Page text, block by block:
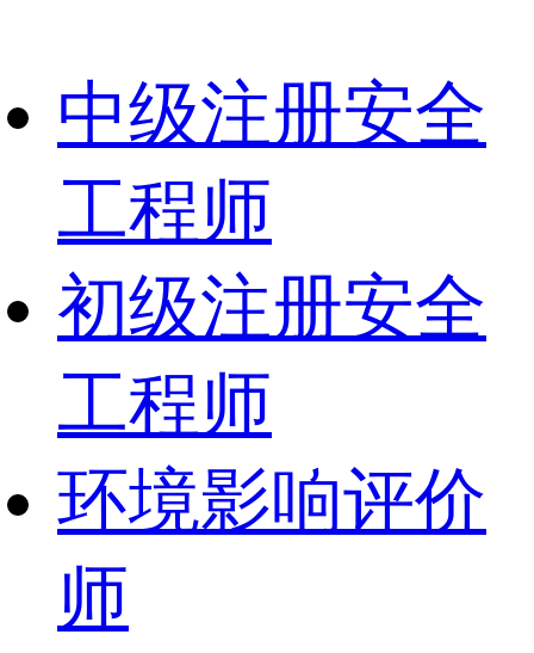
中级注册安全
工程师
初级注册安全
工程师
环境影响评价
师